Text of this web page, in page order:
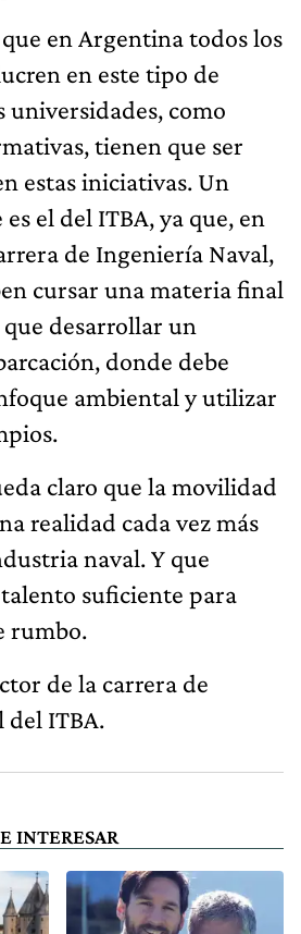
en Argentina todos los
en este tipo de
universidades, como
tienen que ser
estas iniciativas. Un
el del ITBA, ya que, en
de Ingeniería Naval,
cursar una materia final
desarrollar un
donde debe
ambiental y utilizar
claro que la movilidad
realidad cada vez más
naval. Y que
suficiente para
rumbo.
de la carrera de
del ITBA.
INTERESAR